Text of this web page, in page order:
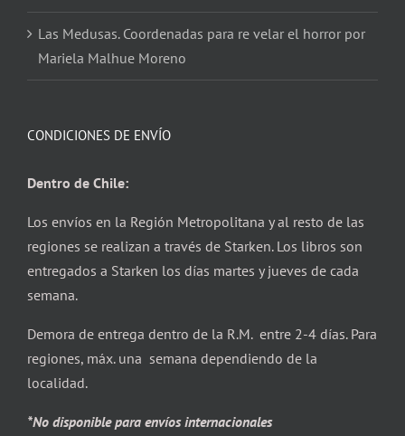
Las Medusas. Coordenadas para re velar el horror por
Mariela Malhue Moreno
CONDICIONES DE ENVÍO
Dentro de Chile:
Los envíos en la Región Metropolitana y al resto de las
regiones se realizan a través de Starken. Los libros son
entregados a Starken los días martes y jueves de cada
semana.
Demora de entrega dentro de la R.M. entre 2-4 días. Para
regiones, máx. una semana dependiendo de la
localidad.
*No disponible para envíos internacionales